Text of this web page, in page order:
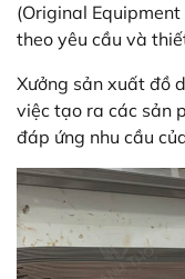
(Original
theo yêu cầu và
Xưởng sản xuất đồ
việc tạo ra các sản
đáp ứng nhu cầu